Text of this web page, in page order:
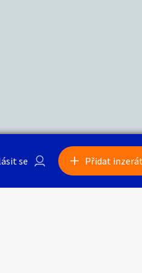
se Přidat
Sběratelství
0/1000